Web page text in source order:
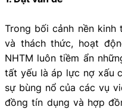
Trong bối cảnh nền
và thách thức, hoạt
NHTM luôn tiềm ẩn
tất yếu là áp lực nợ xấu
sự bùng nổ của các vụ
đồng tín dụng và hợp